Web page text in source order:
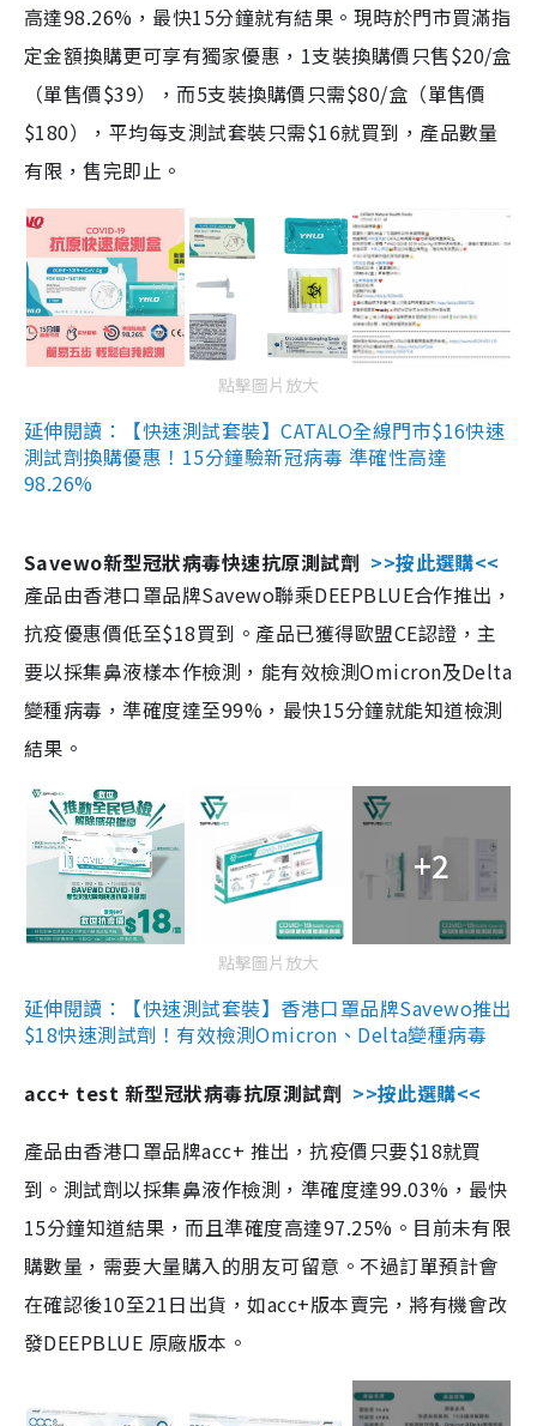
高達98.26%，最快15分鐘就有結果。現時於門市買滿指
定金額換購更可享有獨家優惠，1支裝換購價只售$20/盒
（單售價$39），而5支裝換購價只需$80/盒（單售價
$180），平均每支測試套裝只需$16就買到，產品數量
有限，售完即止。
點擊圖片放大
延伸閱讀：【快速測試套裝】CATALO全線門市$16快速
測試劑換購優惠！15分鐘驗新冠病毒 準確性高達
98.26%
Savewo新型冠狀病毒快速抗原測試劑 >>按此選購<<
產品由香港口罩品牌Savewo聯乘DEEPBLUE合作推出，
抗疫優惠價低至$18買到。產品已獲得歐盟CE認證，主
要以採集鼻液樣本作檢測，能有效檢測Omicron及Delta
變種病毒，準確度達至99%，最快15分鐘就能知道檢測
結果。
+2
點擊圖片放大
延伸閱讀：【快速測試套裝】香港口罩品牌Savewo推出
$18快速測試劑！有效檢測Omicron、Delta變種病毒
acc+ test 新型冠狀病毒抗原測試劑 >>按此選購<<
產品由香港口罩品牌acc+ 推出，抗疫價只要$18就買
到。測試劑以採集鼻液作檢測，準確度達99.03%，最快
15分鐘知道結果，而且準確度高達97.25%。目前未有限
購數量，需要大量購入的朋友可留意。不過訂單預計會
在確認後10至21日出貨，如acc+版本賣完，將有機會改
發DEEPBLUE 原廠版本。